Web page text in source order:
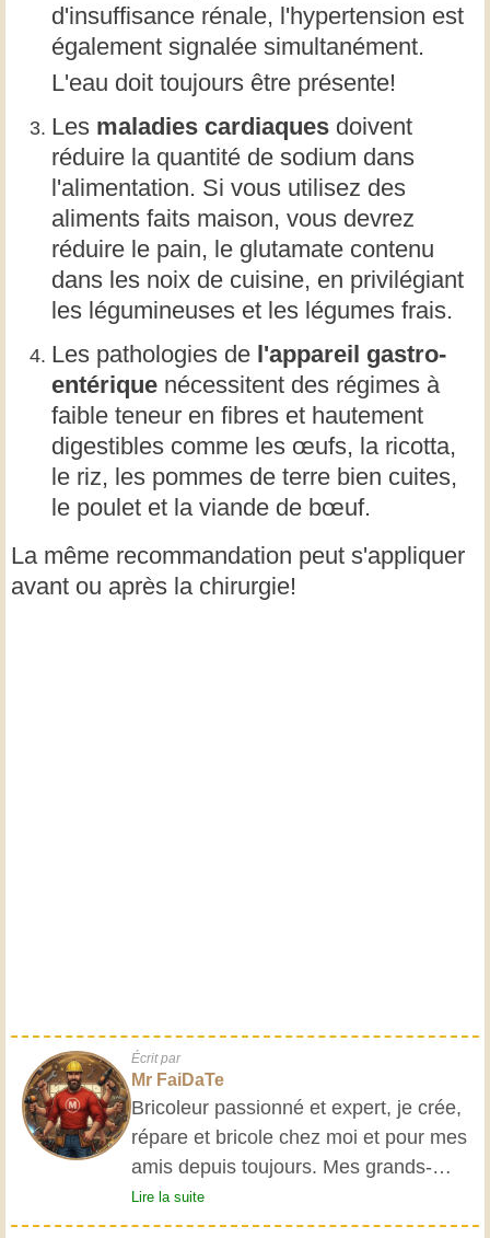
d'insuffisance rénale, l'hypertension est
également signalée simultanément.
L'eau doit toujours être présente!
Les maladies cardiaques doivent
réduire la quantité de sodium dans
l'alimentation. Si vous utilisez des
aliments faits maison, vous devrez
réduire le pain, le glutamate contenu
dans les noix de cuisine, en privilégiant
les légumineuses et les légumes frais.
Les pathologies de l'appareil gastro-
entérique nécessitent des régimes à
faible teneur en fibres et hautement
digestibles comme les œufs, la ricotta,
le riz, les pommes de terre bien cuites,
le poulet et la viande de bœuf.
La même recommandation peut s'appliquer
avant ou après la chirurgie!
Écrit par
Mr FaiDaTe
Bricoleur passionné et expert, je crée,
répare et bricole chez moi et pour mes
amis depuis toujours. Mes grands-
parents m'ont initié très jeune, et
depuis, j'ai acquis une riche expérience.
Lire la suite